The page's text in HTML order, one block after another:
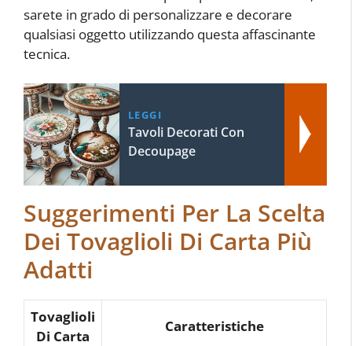
sarete in grado di personalizzare e decorare
qualsiasi oggetto utilizzando questa affascinante
tecnica.
LEGGI
Tavoli Decorati Con
Decoupage
Suggerimenti Per La Scelta
Dei Tovaglioli Di Carta Più
Adatti
Tovaglioli
Di Carta
Caratteristiche